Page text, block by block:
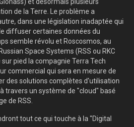
de la Terre. Le problème a
dans une législation inadaptée qui
diffuser certaines données du
semble révolu et Roscosmos, au
Space Systems (RSS ou RKC
pied la compagnie Terra Tech
commercial qui sera en mesure de
des solutions complètes d'utilisation
travers un système de "cloud" basé
de RSS.
tout ce qui touche à la "Digital